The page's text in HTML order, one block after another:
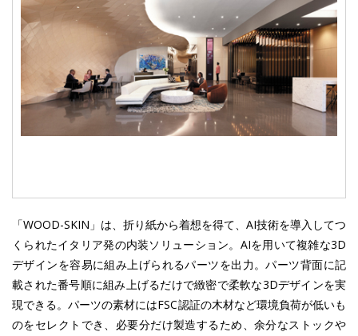
「WOOD-SKIN」は、折り紙から着想を得て、AI技術を導入してつ
くられたイタリア発の内装ソリューション。AIを用いて複雑な3D
デザインを容易に組み上げられるパーツを出力。パーツ背面に記
載された番号順に組み上げるだけで緻密で柔軟な3Dデザインを実
現できる。パーツの素材にはFSC認証の木材など環境負荷が低いも
のをセレクトでき、必要分だけ製造するため、余分なストックや